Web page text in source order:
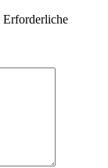
Erforderliche